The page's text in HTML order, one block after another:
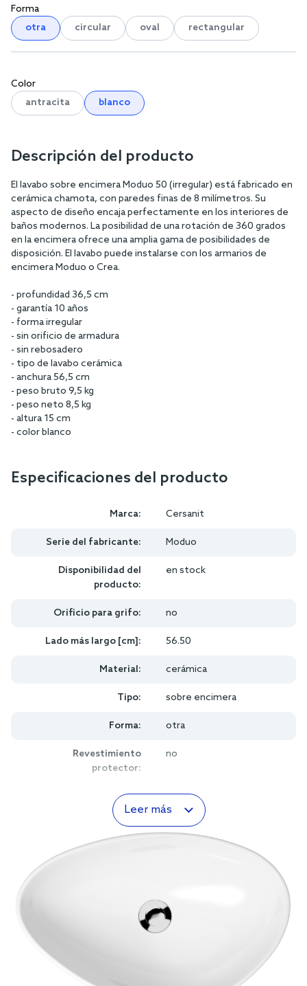
Forma
otra
circular oval rectangular
Color
antracita
blanco
Descripción del producto
El lavabo sobre encimera Moduo 50 (irregular) está fabricado en
cerámica chamota, con paredes finas de 8 milímetros. Su
aspecto de diseño encaja perfectamente en los interiores de
baños modernos. La posibilidad de una rotación de 360 grados
en la encimera ofrece una amplia gama de posibilidades de
disposición. El lavabo puede instalarse con los armarios de
encimera Moduo o Crea.
- profundidad 36,5 cm
- garantía 10 años
- forma irregular
- sin orificio de armadura
- sin rebosadero
- tipo de lavabo cerámica
- anchura 56,5 cm
- peso bruto 9,5 kg
- peso neto 8,5 kg
- altura 15 cm
- color blanco
Especificaciones del producto
Marca: Cersanit
Serie del fabricante: Moduo
Disponibilidad del
producto:
en stock
Orificio para grifo: no
Lado más largo [cm]: 56.50
Material: cerámica
Tipo: sobre encimera
Forma: otra
Revestimiento
protector:
no
Leer más